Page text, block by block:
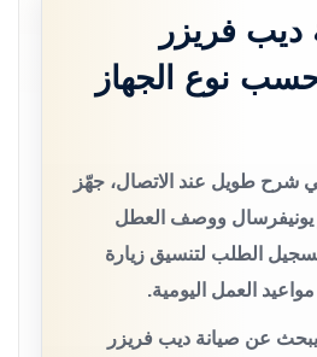
ديب فريزر
نوع الجهاز
شرح طويل عند الاتصال، جهّز
يونيفرسال ووصف العطل
الطلب لتنسيق زيارة
العمل اليومية.
عن صيانة ديب فريزر